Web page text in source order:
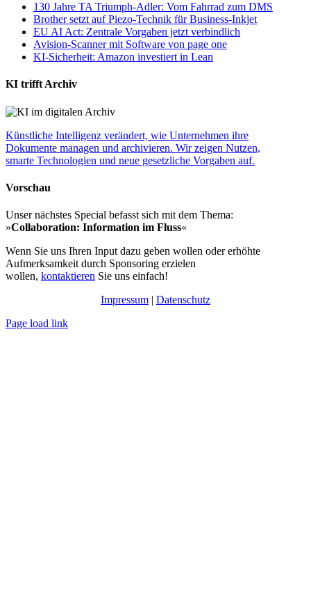
130 Jahre TA Triumph-Adler: Vom Fahrrad zum DMS
Brother setzt auf Piezo-Technik für Business-Inkjet
EU AI Act: Zentrale Vorgaben jetzt verbindlich
Avision-Scanner mit Software von page one
KI-Sicherheit: Amazon investiert in Lean
KI trifft Archiv
Künstliche Intelligenz verändert, wie Unternehmen ihre
Dokumente managen und archivieren. Wir zeigen Nutzen,
smarte Technologien und neue gesetzliche Vorgaben auf.
Vorschau
Unser nächstes Special befasst sich mit dem Thema:
»Collaboration: Information im Fluss«
Wenn Sie uns Ihren Input dazu geben wollen oder erhöhte
Aufmerksamkeit durch Sponsoring erzielen
wollen, kontaktieren Sie uns einfach!
Impressum | Datenschutz
Page load link